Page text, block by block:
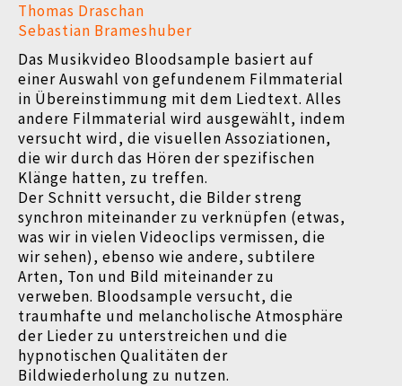
Thomas Draschan
Sebastian Brameshuber
Das Musikvideo Bloodsample basiert auf
einer Auswahl von gefundenem Filmmaterial
in Übereinstimmung mit dem Liedtext. Alles
andere Filmmaterial wird ausgewählt, indem
versucht wird, die visuellen Assoziationen,
die wir durch das Hören der spezifischen
Klänge hatten, zu treffen.
Der Schnitt versucht, die Bilder streng
synchron miteinander zu verknüpfen (etwas,
was wir in vielen Videoclips vermissen, die
wir sehen), ebenso wie andere, subtilere
Arten, Ton und Bild miteinander zu
verweben. Bloodsample versucht, die
traumhafte und melancholische Atmosphäre
der Lieder zu unterstreichen und die
hypnotischen Qualitäten der
Bildwiederholung zu nutzen.